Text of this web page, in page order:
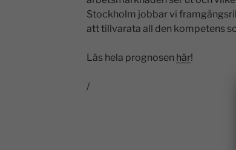
Stockholm jobbar vi
att tillvarata all den kompetens
Läs hela prognosen här!
/